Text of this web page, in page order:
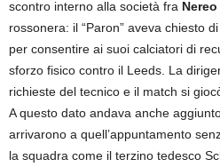
scontro interno alla società fra
rossonera: il “Paron” aveva chiesto
per consentire ai suoi calciatori di
sforzo fisico contro il Leeds. La
richieste del tecnico e il match si
A questo dato andava anche
arrivarono a quell’appuntamento
la squadra come il terzino tedesco